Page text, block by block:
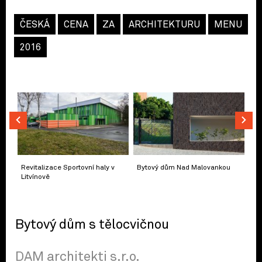
ČESKÁ CENA ZA ARCHITEKTURU
2016
MENU
Revitalizace Sportovní haly v
Litvínově
Bytový dům Nad Malovankou
Bytový dům s tělocvičnou
DAM architekti s.r.o.